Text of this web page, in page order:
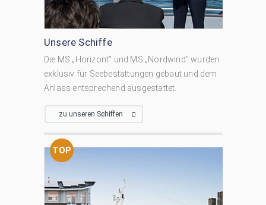
Unsere Schiffe
Die MS „Horizont” und MS „Nordwind” wurden
exklusiv für Seebestattungen gebaut und dem
Anlass entsprechend ausgestattet.
zu unseren Schiffen
TOP